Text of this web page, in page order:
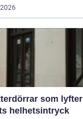
som lyfter
helhetsintryck